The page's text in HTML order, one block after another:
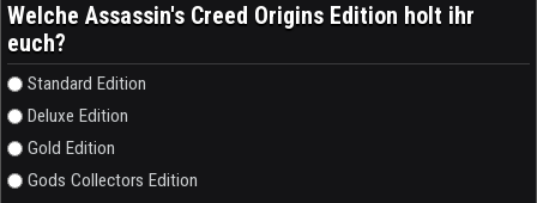
Welche Assassin's Creed Origins Edition holt ihr
euch?
Auswahlmöglichkeiten
Standard Edition
Deluxe Edition
Gold Edition
Gods Collectors Edition